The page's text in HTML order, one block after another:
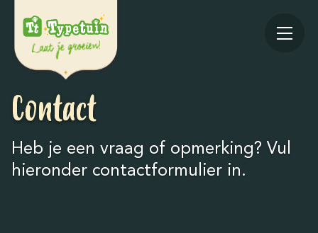
Contact
Heb je een vraag of opmerking? Vul
hieronder contactformulier in.